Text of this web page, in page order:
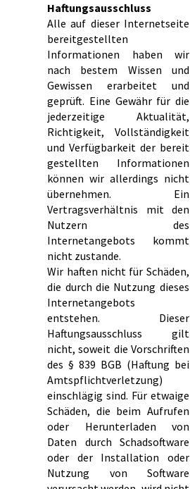
Haftungsausschluss
Alle auf dieser Internetseite
bereitgestellten
Informationen haben wir
nach bestem Wissen und
Gewissen erarbeitet und
geprüft. Eine Gewähr für die
jederzeitige Aktualität,
Richtigkeit, Vollständigkeit
und Verfügbarkeit der bereit
gestellten Informationen
können wir allerdings nicht
übernehmen. Ein
Vertragsverhältnis mit den
Nutzern des
Internetangebots kommt
nicht zustande.
Wir haften nicht für Schäden,
die durch die Nutzung dieses
Internetangebots
entstehen. Dieser
Haftungsausschluss gilt
nicht, soweit die Vorschriften
des § 839 BGB (Haftung bei
Amtspflichtverletzung)
einschlägig sind. Für etwaige
Schäden, die beim Aufrufen
oder Herunterladen von
Daten durch Schadsoftware
oder der Installation oder
Nutzung von Software